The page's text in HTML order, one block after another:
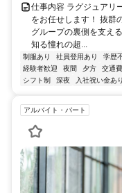
仕事内容 ラグジュアリ
をお任せします！ 抜群
グループの裏側を支え
知る憧れの超...
制服あり 社員登用あり 学歴
経験者歓迎
夜間 夕方 交通
シフト制
深夜 入社祝い金あり
アルバイト・パート